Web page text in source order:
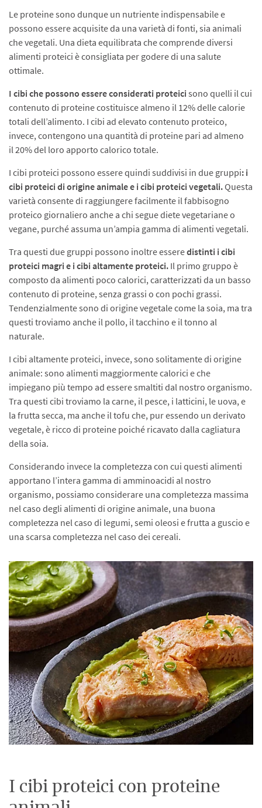
Le proteine sono dunque un nutriente indispensabile e
possono essere acquisite da una varietà di fonti, sia animali
che vegetali. Una dieta equilibrata che comprende diversi
alimenti proteici è consigliata per godere di una salute
ottimale.
I cibi che possono essere considerati proteici sono quelli il cui
contenuto di proteine costituisce almeno il 12% delle calorie
totali dell’alimento. I cibi ad elevato contenuto proteico,
invece, contengono una quantità di proteine pari ad almeno
il 20% del loro apporto calorico totale.
I cibi proteici possono essere quindi suddivisi in due gruppi: i
cibi proteici di origine animale e i cibi proteici vegetali.Questa
varietà consente di raggiungere facilmente il fabbisogno
proteico giornaliero anche a chi segue diete vegetariane o
vegane, purché assuma un’ampia gamma di alimenti vegetali.
Tra questi due gruppi possono inoltre esseredistinti i cibi
proteici magri e i cibi altamente proteici. Il primo gruppo è
composto da alimenti poco calorici, caratterizzati da un basso
contenuto di proteine, senza grassi o con pochi grassi.
Tendenzialmente sono di origine vegetale come la soia, ma tra
questi troviamo anche il pollo, il tacchino e il tonno al
naturale.
I cibi altamente proteici, invece, sono solitamente di origine
animale: sono alimenti maggiormente calorici e che
impiegano più tempo ad essere smaltiti dal nostro organismo.
Tra questi cibi troviamo la carne, il pesce, i latticini, le uova, e
la frutta secca, ma anche il tofu che, pur essendo un derivato
vegetale, è ricco di proteine poiché ricavato dalla cagliatura
della soia.
Considerando invece la completezza con cui questi alimenti
apportano l’intera gamma di amminoacidi al nostro
organismo, possiamo considerare una completezza massima
nel caso degli alimenti di origine animale, una buona
completezza nel caso di legumi, semi oleosi e frutta a guscio e
una scarsa completezza nel caso dei cereali.
I cibi proteici con proteine